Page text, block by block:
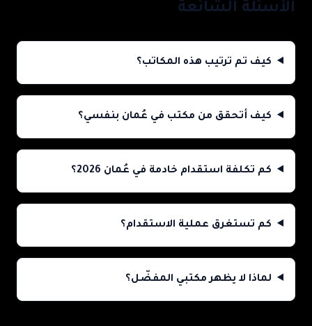
الأسئلة الشائعة
كيف تم ترتيب هذه المكاتب؟
كيف أتحقق من مكتب في عُمان بنفسي؟
كم تكلفة استقدام خادمة في عُمان 2026؟
كم تستغرق عملية الاستقدام؟
لماذا لا يظهر مكتبي المفضّل؟